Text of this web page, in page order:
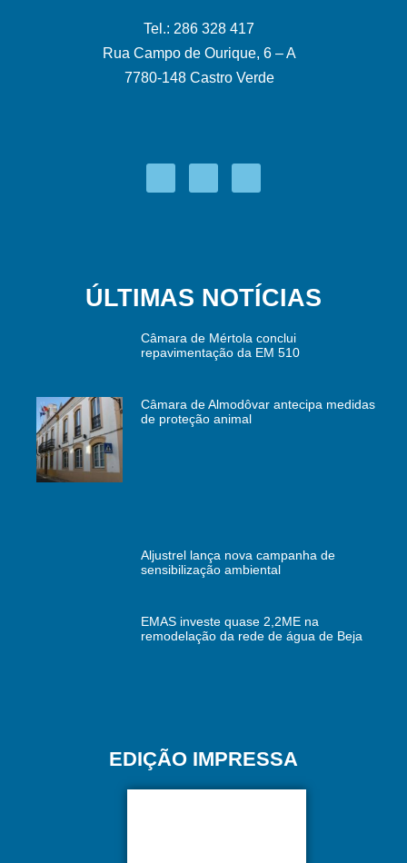
Tel.: 286 328 417
Rua Campo de Ourique, 6 – A
7780-148 Castro Verde
ÚLTIMAS NOTÍCIAS
Câmara de Mértola conclui
repavimentação da EM 510
Câmara de Almodôvar antecipa medidas
de proteção animal
Aljustrel lança nova campanha de
sensibilização ambiental
EMAS investe quase 2,2ME na
remodelação da rede de água de Beja
EDIÇÃO IMPRESSA